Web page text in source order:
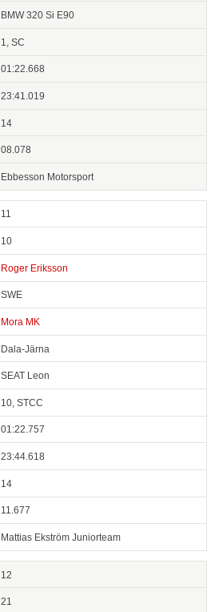
BMW 320 Si E90
1, SC
01:22.668
23:41.019
14
08.078
Ebbesson Motorsport
11
10
Roger Eriksson
SWE
Mora MK
Dala-Järna
SEAT Leon
10, STCC
01:22.757
23:44.618
14
11.677
Mattias Ekström Juniorteam
12
21